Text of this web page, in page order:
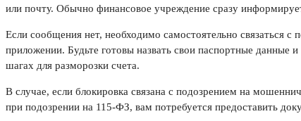
или почту. Обычно финансовое учреждение сразу
Если сообщения нет, необходимо самостоятельно связаться
приложении. Будьте готовы назвать свои паспортные данные
шагах для разморозки счета.
В случае, если блокировка связана с подозрением на
при подозрении на 115-ФЗ, вам потребуется предоставить